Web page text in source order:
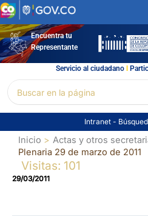
Ir
al
contenidoEncuentra tu
Representante
Servicio al ciudadano l
por:
Intranet -
Inicio
Actas y otros
Plenaria 29 de marzo de 2011
Visitas: 101
29/03/2011